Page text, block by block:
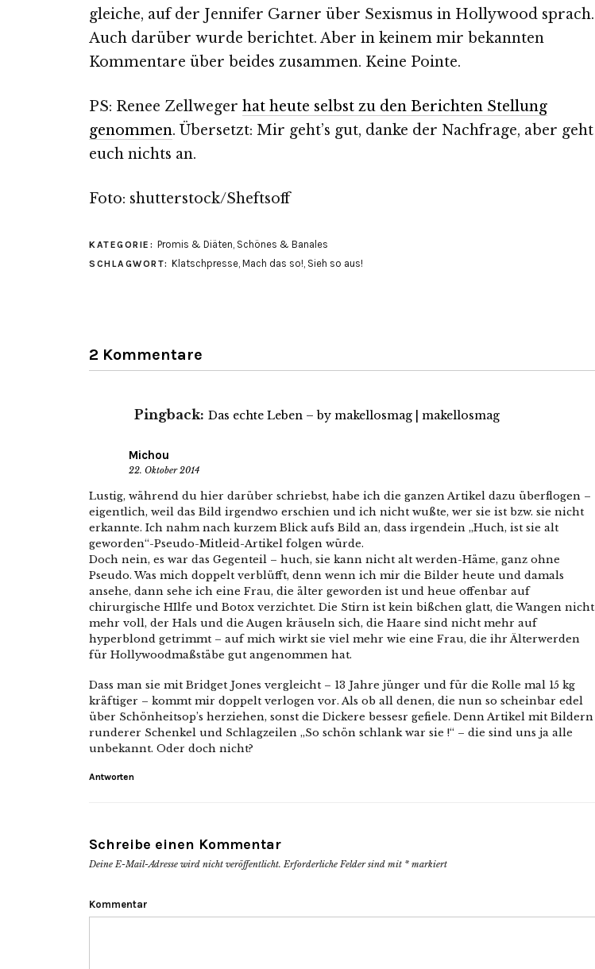
gleiche, auf der Jennifer Garner über Sexismus in Hollywood sprach.
Auch darüber wurde berichtet. Aber in keinem mir bekannten
Kommentare über beides zusammen. Keine Pointe.
PS: Renee Zellweger hat heute selbst zu den Berichten Stellung
genommen. Übersetzt: Mir geht’s gut, danke der Nachfrage, aber geht
euch nichts an.
Foto: shutterstock/Sheftsoff
KATEGORIE: Promis & Diäten, Schönes & Banales
SCHLAGWORT: Klatschpresse, Mach das so!, Sieh so aus!
2 Kommentare
Pingback: Das echte Leben – by makellosmag | makellosmag
Michou
22. Oktober 2014
Lustig, während du hier darüber schriebst, habe ich die ganzen Artikel dazu überflogen –
eigentlich, weil das Bild irgendwo erschien und ich nicht wußte, wer sie ist bzw. sie nicht
erkannte. Ich nahm nach kurzem Blick aufs Bild an, dass irgendein „Huch, ist sie alt
geworden“-Pseudo-Mitleid-Artikel folgen würde.
Doch nein, es war das Gegenteil – huch, sie kann nicht alt werden-Häme, ganz ohne
Pseudo. Was mich doppelt verblüfft, denn wenn ich mir die Bilder heute und damals
ansehe, dann sehe ich eine Frau, die älter geworden ist und heue offenbar auf
chirurgische HIlfe und Botox verzichtet. Die Stirn ist kein bißchen glatt, die Wangen nicht
mehr voll, der Hals und die Augen kräuseln sich, die Haare sind nicht mehr auf
hyperblond getrimmt – auf mich wirkt sie viel mehr wie eine Frau, die ihr Älterwerden
für Hollywoodmaßstäbe gut angenommen hat.
Dass man sie mit Bridget Jones vergleicht – 13 Jahre jünger und für die Rolle mal 15 kg
kräftiger – kommt mir doppelt verlogen vor. Als ob all denen, die nun so scheinbar edel
über Schönheitsop’s herziehen, sonst die Dickere bessesr gefiele. Denn Artikel mit Bildern
runderer Schenkel und Schlagzeilen „So schön schlank war sie !“ – die sind uns ja alle
unbekannt. Oder doch nicht?
Antworten
Schreibe einen Kommentar
Deine E-Mail-Adresse wird nicht veröffentlicht. Erforderliche Felder sind mit * markiert
Kommentar